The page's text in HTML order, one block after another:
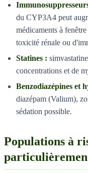
du CYP3A4 peut
médicaments à
toxicité rénale ou
Statines :
concentrations et de
Benzodiazépines et
diazépam (Valium),
sédation possible.
Populations à